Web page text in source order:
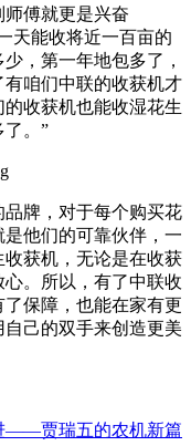
傅就更是兴奋
天能收将近一百亩的
，第一年地包多了，
咱们中联的收获机才
收获机也能收湿花生
了。”
牌，对于每个购买花
他们的可靠伙伴，一
获机，无论是在收获
。所以，有了中联收
保障，也能在家有更
己的双手来创造更美
——贾瑞五的农机新篇